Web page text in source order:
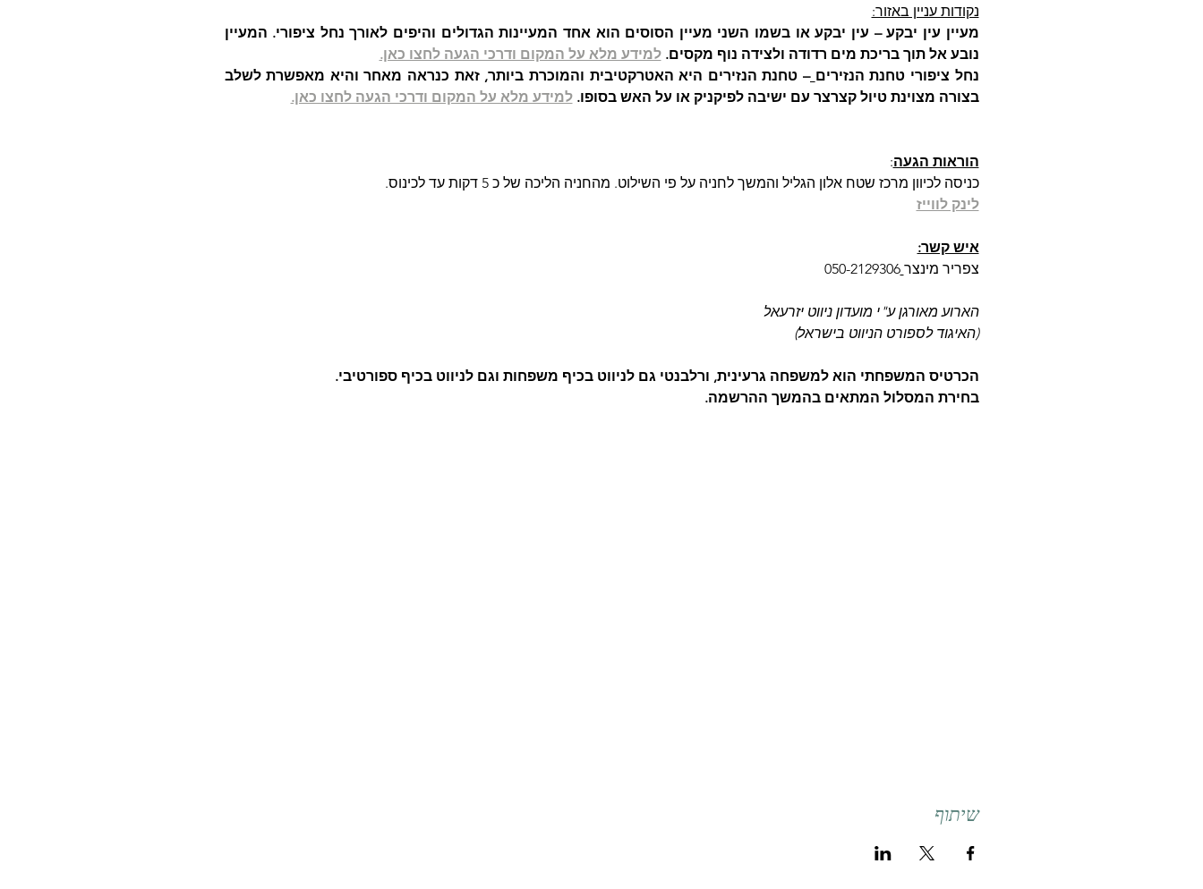
נקודות עניין באזור:
נובע אל תוך בריכת מים רדודה ולצידה נוף מקסים. למידע מלא על המקום ודרכי הגעה לחצו כאן.
נחל ציפורי טחנת הנזירים
בצורה מצוינת טיול קצרצר עם ישיבה לפיקניק או על האש בסופו. למידע מלא על המקום ודרכי הגעה לחצו כאן.
הוראות הגעה:
כניסה לכיוון מרכז שטח אלון הגליל והמשך לחניה על פי השילוט. מהחניה הליכה של כ 5 דקות עד לכינוס.
לינק לווייז
איש קשר:
צפריר מינצר 050-2129306
הארוע מאורגן ע"י מועדון ניווט יזרעאל
(האיגוד לספורט הניווט בישראל)
הכרטיס המשפחתי הוא למשפחה גרעינית, ורלבנטי גם לניווט בכיף משפחות וגם לניווט בכיף ספורטיבי.
בחירת המסלול המתאים בהמשך ההרשמה.
שיתוף